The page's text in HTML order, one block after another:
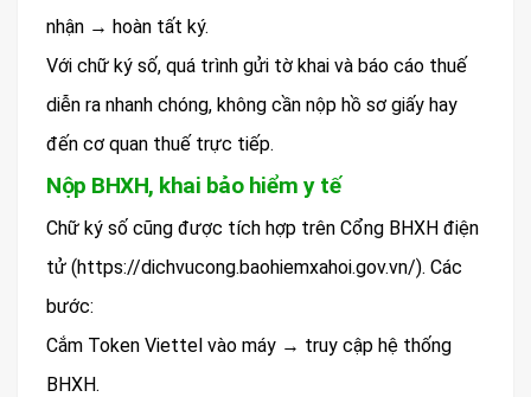
nhận → hoàn tất ký.
Với chữ ký số, quá trình gửi tờ khai và báo cáo thuế
diễn ra nhanh chóng, không cần nộp hồ sơ giấy hay
đến cơ quan thuế trực tiếp.
Nộp BHXH, khai bảo hiểm y tế
Chữ ký số cũng được tích hợp trên Cổng BHXH điện
tử (https://dichvucong.baohiemxahoi.gov.vn/). Các
bước:
Cắm Token Viettel vào máy → truy cập hệ thống
BHXH.